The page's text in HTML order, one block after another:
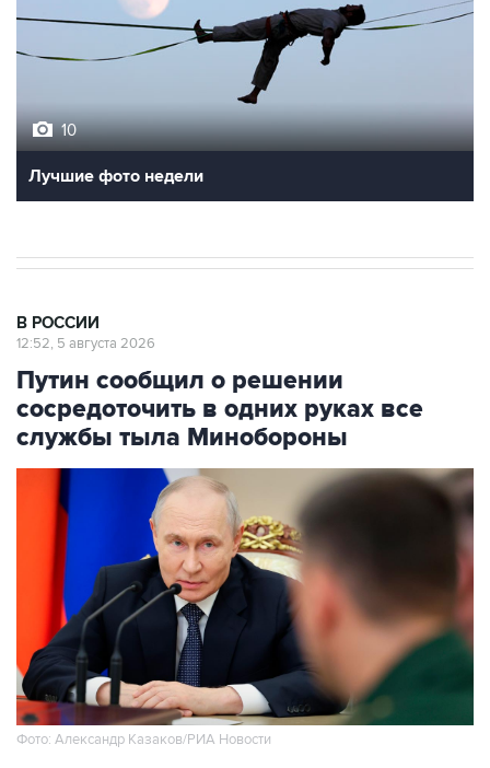
10
Лучшие фото недели
В РОССИИ
12:52, 5 августа 2026
Путин сообщил о решении
сосредоточить в одних руках все
службы тыла Минобороны
Фото: Александр Казаков/РИА Новости